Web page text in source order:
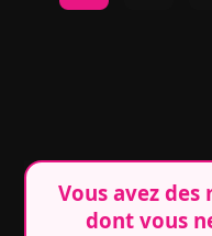
Vous avez
dont vous